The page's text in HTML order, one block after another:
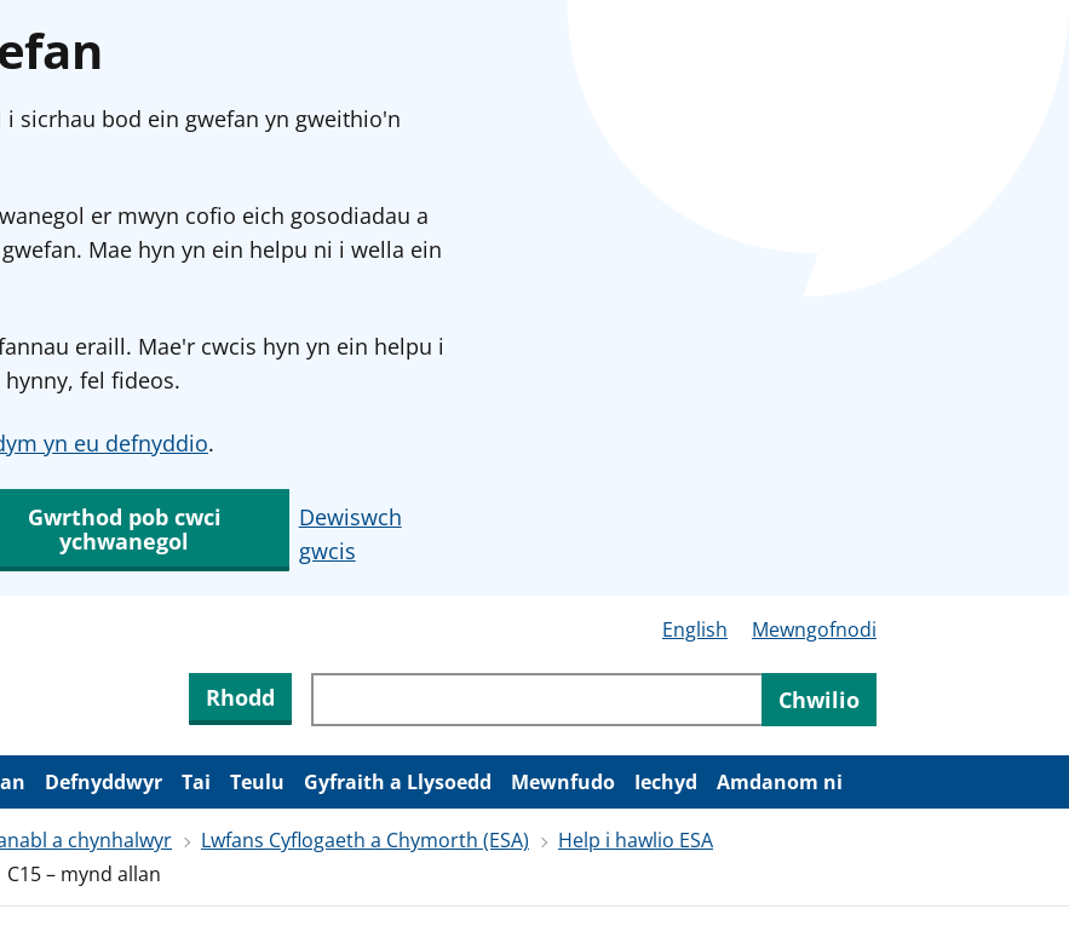
sicrhau bod ein gwefan yn gweithio'n
er mwyn cofio eich gosodiadau a
Mae hyn yn ein helpu ni i wella ein
eraill. Mae'r cwcis hyn yn ein helpu i
fel fideos.
yn eu defnyddio.
Gwrthod pob cwci
ychwanegol
Dewiswch
gwcis
English Mewngofnodi
Rhodd Chwilio
Defnyddwyr Tai Teulu Gyfraith a Llysoedd Mewnfudo Iechyd Amdanom ni
a chynhalwyr Lwfans Cyflogaeth a Chymorth (ESA)
Help i hawlio ESA
C15 – mynd allan